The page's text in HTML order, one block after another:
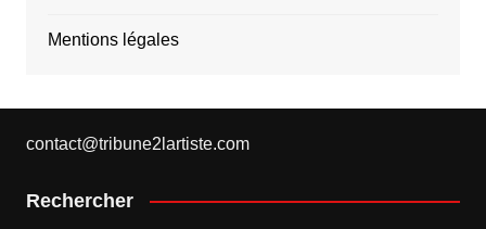
Mentions légales
contact@tribune2lartiste.com
Rechercher